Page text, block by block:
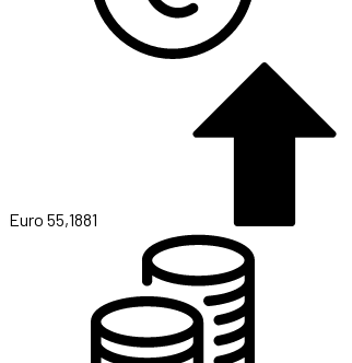
Euro 55,1881